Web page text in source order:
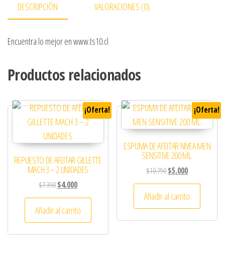
DESCRIPCIÓN VALORACIONES (0)
Encuentra lo mejor en www.ts10.cl
Productos relacionados
¡Oferta!
REPUESTO DE AFEITAR GILLETTE
MACH 3 – 2 UNIDADES
$7.390El precio original era: $7.390.
$4.000El precio actual es: $4.000.
Añadir al carrito
¡Oferta!
ESPUMA DE AFEITAR NIVEA MEN
SENSITIVE 200 ML.
$10.790El precio original era:
$5.000El precio
Añadir al carrito